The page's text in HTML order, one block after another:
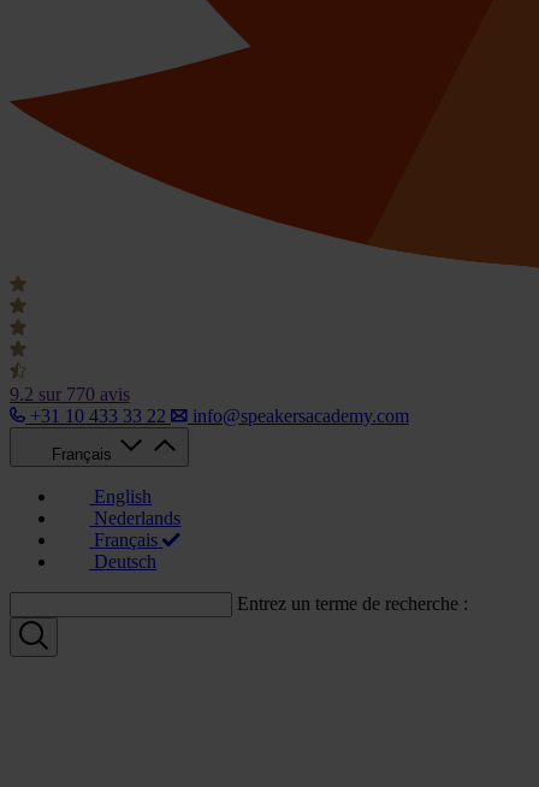
9.2 sur 770 avis
+31 10 433 33 22
info@speakersacademy.com
Français
English
Nederlands
Français
Deutsch
Entrez un terme de recherche :